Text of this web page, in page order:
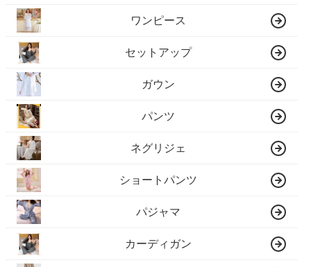
ワンピース
セットアップ
ガウン
パンツ
ネグリジェ
ショートパンツ
パジャマ
カーディガン